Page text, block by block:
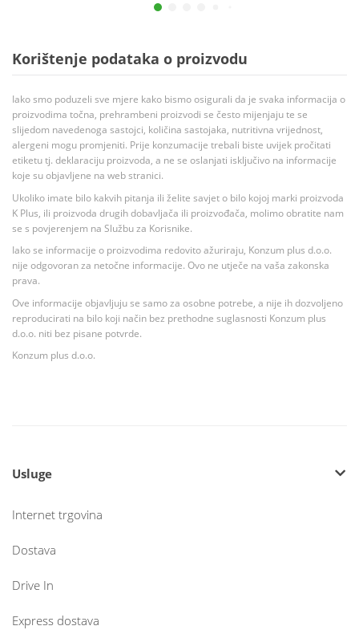
Korištenje podataka o proizvodu
Iako smo poduzeli sve mjere kako bismo osigurali da je svaka informacija o
proizvodima točna, prehrambeni proizvodi se često mijenjaju te se
slijedom navedenoga sastojci, količina sastojaka, nutritivna vrijednost,
alergeni mogu promjeniti. Prije konzumacije trebali biste uvijek pročitati
etiketu tj. deklaraciju proizvoda, a ne se oslanjati isključivo na informacije
koje su objavljene na web stranici.
Ukoliko imate bilo kakvih pitanja ili želite savjet o bilo kojoj marki proizvoda
K Plus, ili proizvoda drugih dobavljača ili proizvođača, molimo obratite nam
se s povjerenjem na Službu za Korisnike.
Iako se informacije o proizvodima redovito ažuriraju, Konzum plus d.o.o.
nije odgovoran za netočne informacije. Ovo ne utječe na vaša zakonska
prava.
Ove informacije objavljuju se samo za osobne potrebe, a nije ih dozvoljeno
reproducirati na bilo koji način bez prethodne suglasnosti Konzum plus
d.o.o. niti bez pisane potvrde.
Konzum plus d.o.o.
Usluge
Internet trgovina
Dostava
Drive In
Express dostava